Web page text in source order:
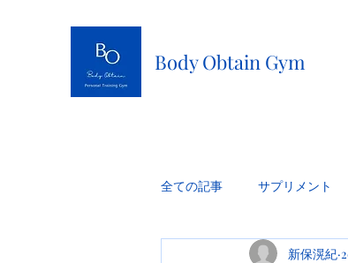
Body Obtain Gym
全ての記事 サプリメント
新保滉紀